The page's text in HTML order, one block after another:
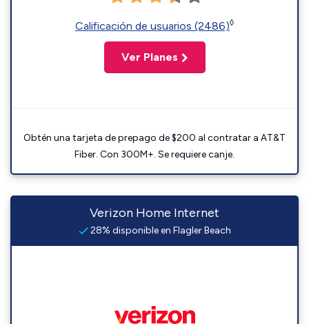
Calificación de usuarios (2486)◊
Ver Planes
Obtén una tarjeta de prepago de $200 al contratar a AT&T
Fiber. Con 300M+. Se requiere canje.
Verizon Home Internet
28% disponible en Flagler Beach